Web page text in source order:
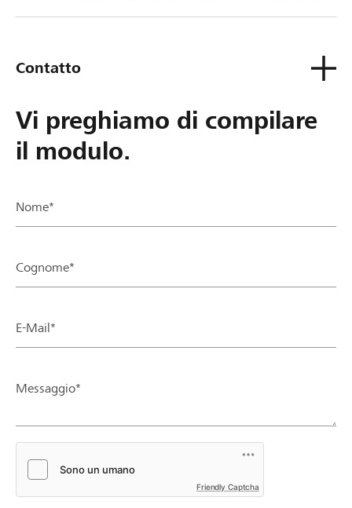
Contatto
Vi preghiamo di compilare
il modulo.
Nome*
Cognome*
E-Mail*
Messaggio*
Friendly Captcha